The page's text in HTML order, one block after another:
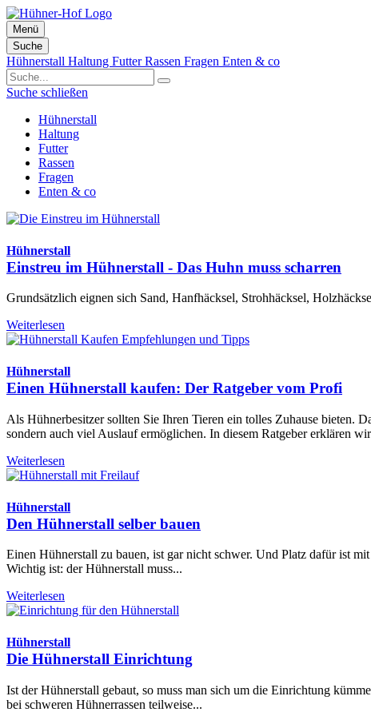
Menü
Suche
Zum
Inhalt
springen
Hühnerstall Haltung FutterRassen Fragen Enten & co
Suche schließen
Hühnerstall
Haltung
Futter
Rassen
Fragen
Enten & co
Hühnerstall
Einstreu im Hühnerstall - Das Huhn muss scharren
Grundsätzlich eignen sich Sand, Hanfhäcksel, Strohhäcksel,
Weiterlesen
Hühnerstall
Einen Hühnerstall kaufen: Der Ratgeber vom Profi
Als Hühnerbesitzer sollten Sie Ihren Tieren ein tolles Zuhause bieten.
sondern auch viel Auslauf ermöglichen. In diesem Ratgeber erklären
Weiterlesen
Hühnerstall
Den Hühnerstall selber bauen
Einen Hühnerstall zu bauen, ist gar nicht schwer. Und Platz dafür ist
Wichtig ist: der Hühnerstall muss...
Weiterlesen
Hühnerstall
Die Hühnerstall Einrichtung
Ist der Hühnerstall gebaut, so muss man sich um die Einrichtung
bei schweren Hühnerrassen teilweise...